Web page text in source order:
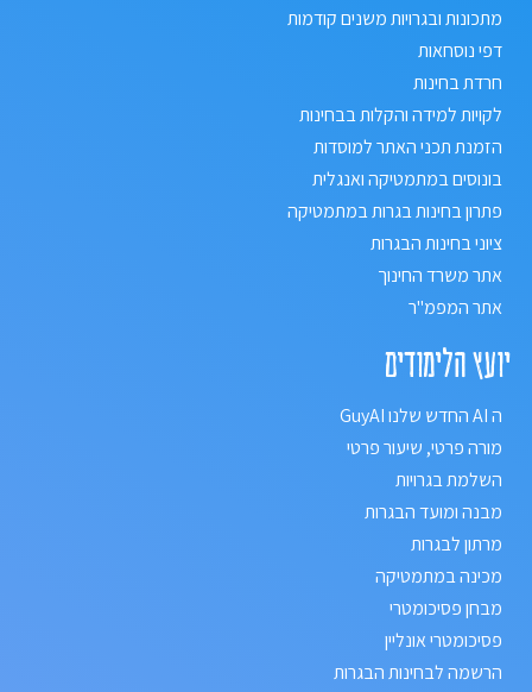
מתכונות ובגרויות משנים קודמות
דפי נוסחאות
חרדת בחינות
לקויות למידה והקלות בבחינות
הזמנת תכני האתר למוסדות
בונוסים במתמטיקה ואנגלית
פתרון בחינות בגרות במתמטיקה
ציוני בחינות הבגרות
אתר משרד החינוך
אתר המפמ"ר
יועץ הלימודים
ה AI החדש שלנו GuyAI
מורה פרטי, שיעור פרטי
השלמת בגרויות
מבנה ומועד הבגרות
מרתון לבגרות
מכינה במתמטיקה
מבחן פסיכומטרי
פסיכומטרי אונליין
הרשמה לבחינות הבגרות